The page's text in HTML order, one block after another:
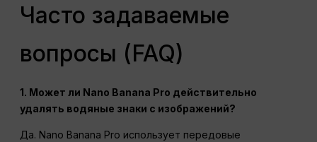
Часто задаваемые
вопросы (FAQ)
1. Может ли Nano Banana Pro действительно
удалять водяные знаки с изображений?
Да. Nano Banana Pro использует передовые